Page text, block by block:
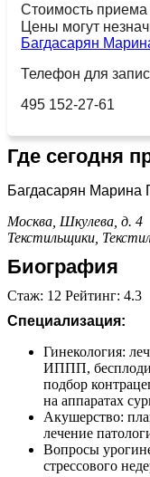
Стоимость приема
Цены могут
Багдасарян
Телефон для
495 152-27-61
Где сегодня
Багдасарян Марина
Москва, Шкулева, д. 4
Текстильщики,
Биография
Стаж: 12 Рейтинг: 4.3
Специализация:
Гинекология:
ИППП,
подбор
на аппаратах
Акушерство:
лечение
Вопросы
стрессового